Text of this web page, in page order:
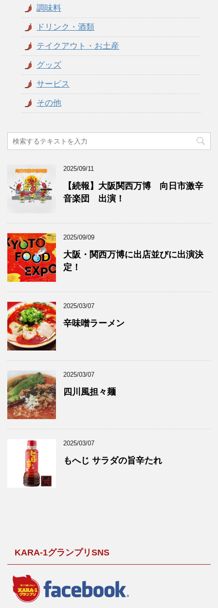
調味料
ドリンク・酒類
テイクアウト・お土産
グッズ
サービス
その他
2025/09/11
【続報】大阪関西万博 向日市激辛
音楽団 出演！
2025/09/09
大阪・関西万博に出店並びに出演決
定！
2025/03/07
辛味噌ラーメン
2025/03/07
四川風担々麺
2025/03/07
もへじ サラダの旨辛たれ
KARA-1グランプリSNS